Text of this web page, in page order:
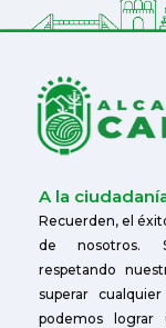
A la
Recuerden, el
de nosotros.
respetando
superar
podemos lograr